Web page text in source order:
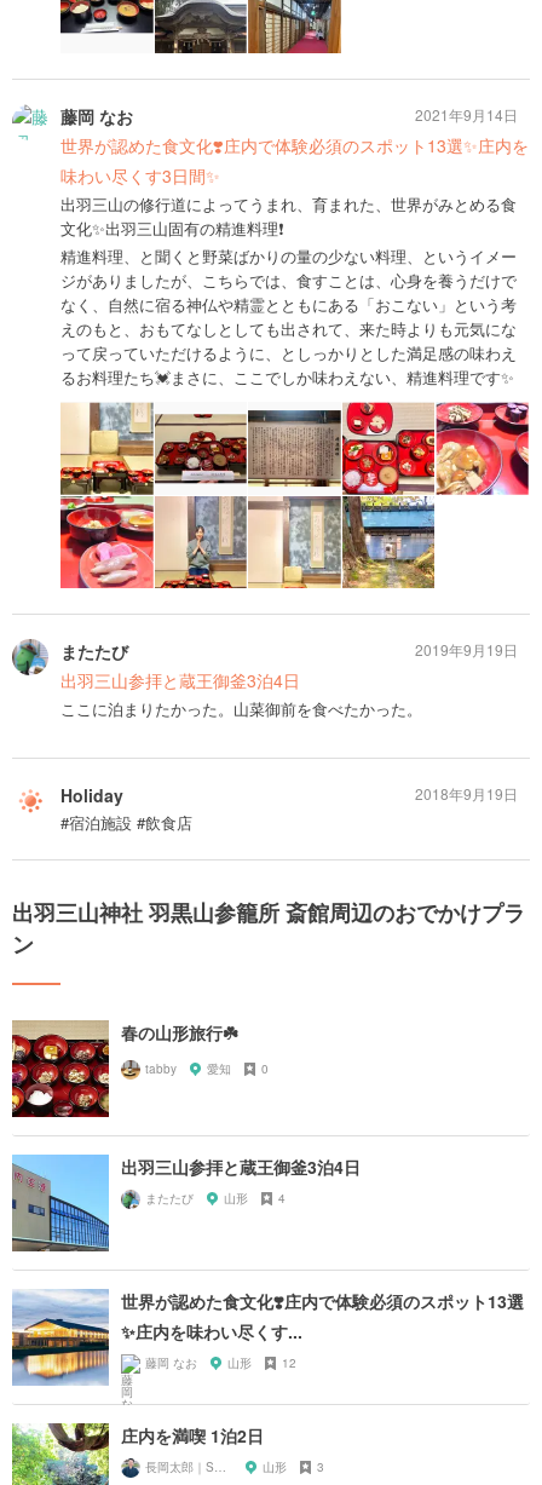
藤岡 なお
世界が認めた食文化❣️庄内で体験必須のスポット13選✨庄内を
味わい尽くす3日間✨
出羽三山の修行道によってうまれ、育まれた、世界がみとめる食
文化✨出羽三山固有の精進料理❗️
精進料理、と聞くと野菜ばかりの量の少ない料理、というイメー
ジがありましたが、こちらでは、食すことは、心身を養うだけで
なく、自然に宿る神仏や精霊とともにある「おこない」という考
えのもと、おもてなしとしても出されて、来た時よりも元気にな
って戻っていただけるように、としっかりとした満足感の味わえ
るお料理たち💓まさに、ここでしか味わえない、精進料理です✨
2021年9月14日
またたび
出羽三山参拝と蔵王御釜3泊4日
ここに泊まりたかった。山菜御前を食べたかった。
2019年9月19日
Holiday
#宿泊施設 #飲食店
2018年9月19日
出羽三山神社 羽黒山参籠所 斎館周辺のおでかけプラ
ン
春の山形旅行☘️
tabby 愛知 0
出羽三山参拝と蔵王御釜3泊4日
またたび 山形 4
世界が認めた食文化❣️庄内で体験必須のスポット13選
✨庄内を味わい尽くす...
藤岡 なお 山形 12
庄内を満喫 1泊2日
長岡太郎｜SHONAI 山形 3